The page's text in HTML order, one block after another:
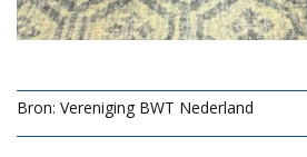
Bron: Vereniging BWT Nederland